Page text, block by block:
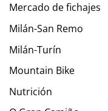
Mercado de fichajes
Milán-San Remo
Milán-Turín
Mountain Bike
Nutrición